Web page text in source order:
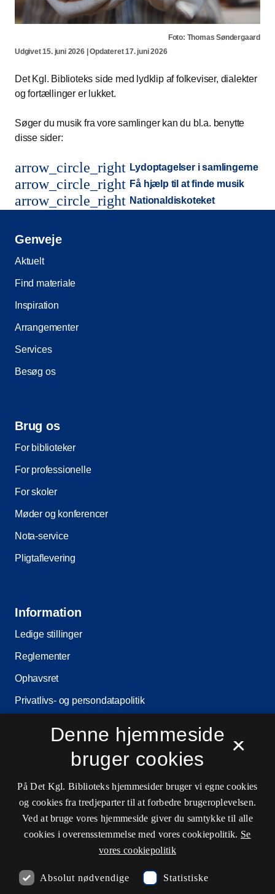
Foto: Thomas Søndergaard
Udgivet 15. juni 2026 | Opdateret 17. juni 2026
Det Kgl. Biblioteks side med lydklip af folkeviser, dialekter
og fortællinger er lukket.
Søger du musik fra vore samlinger kan du bl.a. benytte
disse sider:
arrow_circle_right Lydoptagelser i samlingerne
arrow_circle_right Få hjælp til at finde musik
arrow_circle_right Nationaldiskoteket
Genveje
Aktuelt
Find materiale
Inspiration
Arrangementer
Services
Besøg os
Brug os
For biblioteker
For professionelle
For skoler
Møder og konferencer
Nota-service
Pligtaflevering
Information
Ledige stillinger
Reglementer
Ophavsret
Privatlivs- og persondatapolitik
Cookieindstillinger
Kontaktinformationer
Åbningstider
×
Denne hjemmeside
bruger cookies
På Det Kgl. Biblioteks hjemmesider bruger vi egne cookies
og cookies fra tredjeparter til at forbedre brugeroplevelsen.
Ved at bruge vores hjemmeside giver du samtykke til alle
cookies i overensstemmelse med vores cookiepolitik. Se
vores cookiepolitik
Absolut nødvendige Statistiske